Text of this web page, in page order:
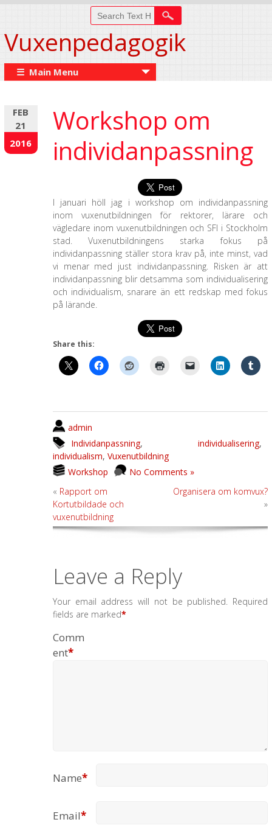
Vuxenpedagogik
☰ Main Menu
FEB
21
2016
Workshop om
individanpassning
I januari höll jag i workshop om individanpassning
inom vuxenutbildningen för rektorer, lärare och
vägledare inom vuxenutbildningen och SFI i Stockholm
stad. Vuxenutbildningens starka fokus på
individanpassning ställer stora krav på, inte minst, vad
vi menar med just individanpassning. Risken är att
individanpassning blir detsamma som individualisering
och individualism, snarare än ett redskap med fokus
på lärande.
Share this:
admin
Individanpassning, individualisering,
individualism, Vuxenutbildning
Workshop
No Comments »
« Rapport om
Kortutbildade och
vuxenutbildning
Organisera om komvux?
»
Leave a Reply
Your email address will not be published. Required
fields are marked*
Comm
ent*
Name*
Email*